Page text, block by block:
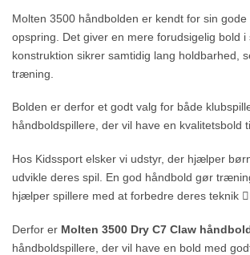
Molten 3500 håndbolden er kendt for sin
opspring. Det giver en mere forudsigelig bold i
konstruktion sikrer samtidig lang holdbarhed,
træning.
Bolden er derfor et godt valg for både
håndboldspillere, der vil have en kvalitetsbold
Hos Kidssport elsker vi udstyr, der hjælper
udvikle deres spil. En god håndbold gør
hjælper spillere med at forbedre deres teknik
Derfor er Molten 3500 Dry C7 Claw
håndboldspillere, der vil have en bold med